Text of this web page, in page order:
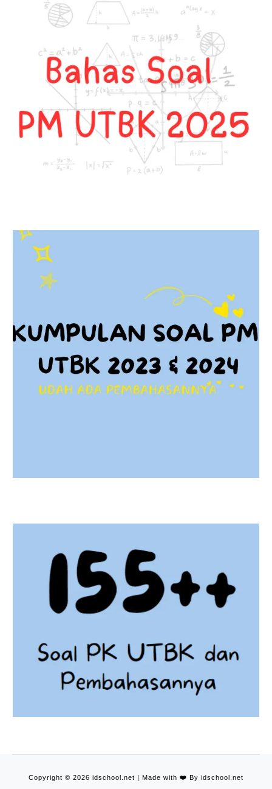
Copyright © 2026 idschool.net | Made with ❤️ By idschool.net